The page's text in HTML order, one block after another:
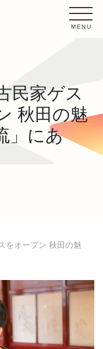
MENU
民家ゲス
秋田の魅
」にあ
をオープン 秋田の魅